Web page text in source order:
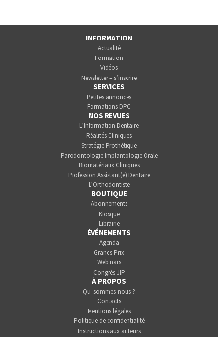
INFORMATION
Actualité
Formation
Vidéos
Newsletter – s’inscrire
SERVICES
Petites annonces
Formations DPC
NOS REVUES
L’Information Dentaire
Réalités Cliniques
Stratégie Prothétique
Parodontologie Implantologie Orale
Biomatériaux Cliniques
Profession Assistant(e) Dentaire
L’Orthodontiste
BOUTIQUE
Abonnements
Kiosque
Librairie
ÉVÉNEMENTS
Agenda
Grands Prix
Webinars
Congrès JIP
À PROPOS
Qui sommes-nous ?
Contacts
Mentions légales
Politique de confidentialité
Instructions aux auteurs